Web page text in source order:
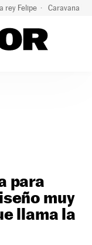
rey Felipe Caravana
para
muy
llama la